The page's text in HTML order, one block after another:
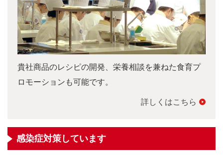
貴社商品のレシピの開発、栄養相談を兼ねた食育プ
ロモーションも可能です。
詳しくはこちら
感染症対策しています